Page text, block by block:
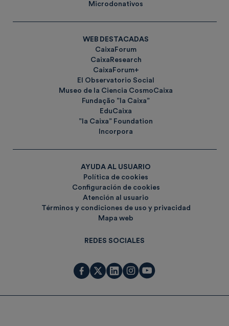
Microdonativos
WEB DESTACADAS
CaixaForum
CaixaResearch
CaixaForum+
El Observatorio Social
Museo de la Ciencia CosmoCaixa
Fundação ”la Caixa”
EduCaixa
”la Caixa” Foundation
Incorpora
AYUDA AL USUARIO
Política de cookies
Configuración de cookies
Atención al usuario
Términos y condiciones de uso y privacidad
Mapa web
REDES SOCIALES